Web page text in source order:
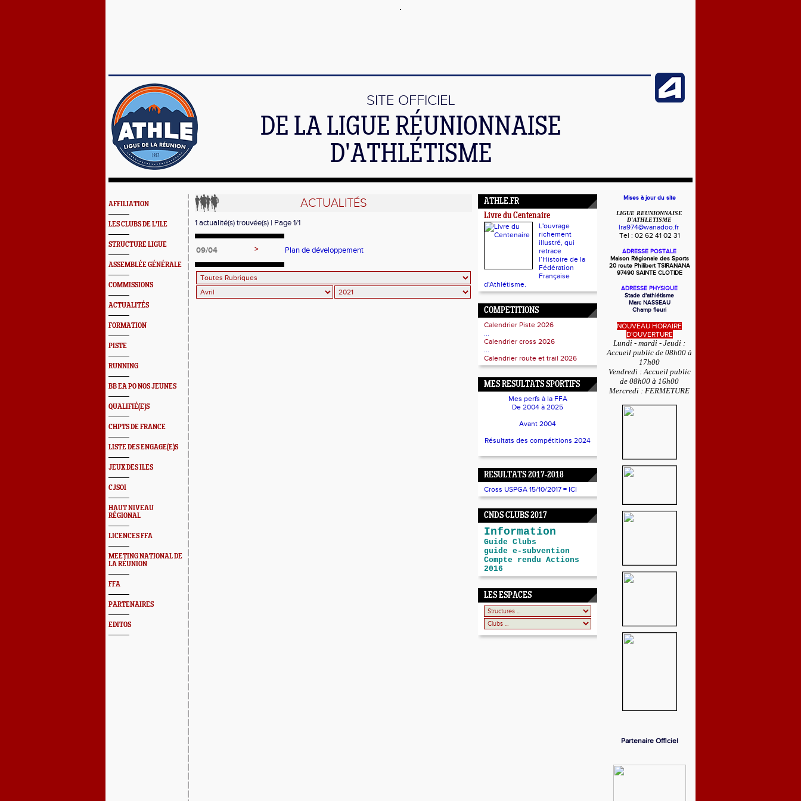
SITE OFFICIEL
DE LA LIGUE RÉUNIONNAISE
D'ATHLÉTISME
AFFILIATION
LES CLUBS DE L'ILE
STRUCTURE LIGUE
ASSEMBLÉE GÉNÉRALE
COMMISSIONS
ACTUALITÉS
FORMATION
PISTE
RUNNING
BB EA PO NOS JEUNES
QUALIFIÉ(E)S
CHPTS DE FRANCE
LISTE DES ENGAGE(E)S
JEUX DES ILES
CJSOI
HAUT NIVEAU
RÉGIONAL
LICENCES FFA
MEETING NATIONAL DE
LA RÉUNION
FFA
PARTENAIRES
EDITOS
ACTUALITÉS
1 actualité(s) trouvée(s) | Page 1/1
09/04 > Plan de développement
ATHLE.FR
Livre du Centenaire
L'ouvrage
richement
illustré, qui
retrace
l’Histoire de la
Fédération
Française
d'Athlétisme.
COMPETITIONS
Calendrier Piste 2026
...
Calendrier cross 2026
...
Calendrier route et trail 2026
MES RESULTATS SPORTIFS
Mes perfs à la FFA
De 2004 à 2025
Avant 2004
Résultats des compétitions 2024
RESULTATS 2017-2018
Cross USPGA 15/10/2017 = ICI
CNDS CLUBS 2017
Information
Guide Clubs
guide e-subvention
Compte rendu Actions
2016
LES ESPACES
Mises à jour du site
LIGUE REUNIONNAISE
D'ATHLETISME
lra974@wanadoo.fr
Tel : 02 62 41 02 31
ADRESSE POSTALE
Maison Régionale des Sports
20 route Philibert TSIRANANA
97490 SAINTE CLOTIDE
ADRESSE PHYSIQUE
Stade d'athlétisme
Marc NASSEAU
Champ fleuri
NOUVEAU HORAIRE
D'OUVERTURE
Lundi - mardi - Jeudi :
Accueil public de 08h00 à
17h00
Vendredi : Accueil public
de 08h00 à 16h00
Mercredi : FERMETURE
Partenaire Officiel